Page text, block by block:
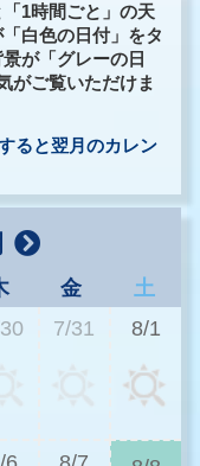
1時間ごと」の天
白色の日付」をタ
が「グレーの日
がご覧いただけま
ると翌月のカレン
金
土
7/31 8/1